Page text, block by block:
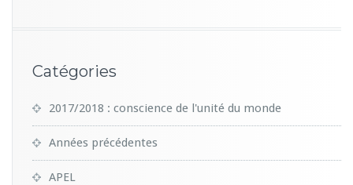
Catégories
2017/2018 : conscience de l'unité du monde
Années précédentes
APEL